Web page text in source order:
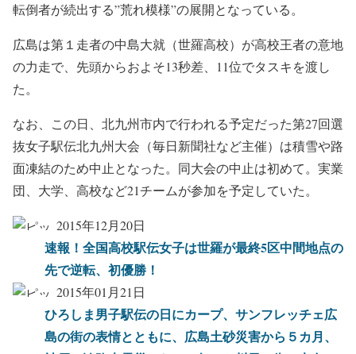
転倒者が続出する”荒れ模様”の展開となっている。
広島は第１走者の中島大就（世羅高校）が高校王者の意地
の力走で、先頭からおよそ13秒差、11位でタスキを渡し
た。
なお、この日、北九州市内で行われる予定だった第27回選
抜女子駅伝北九州大会（毎日新聞社など主催）は積雪や路
面凍結のため中止となった。同大会の中止は初めて。実業
団、大学、高校など21チームが参加を予定していた。
2015年12月20日
速報！全国高校駅伝女子は世羅が最終5区中間地点の
先で逆転、初優勝！
2015年01月21日
ひろしま男子駅伝の日にカープ、サンフレッチェ広
島の街の表情とともに、広島土砂災害から５カ月、